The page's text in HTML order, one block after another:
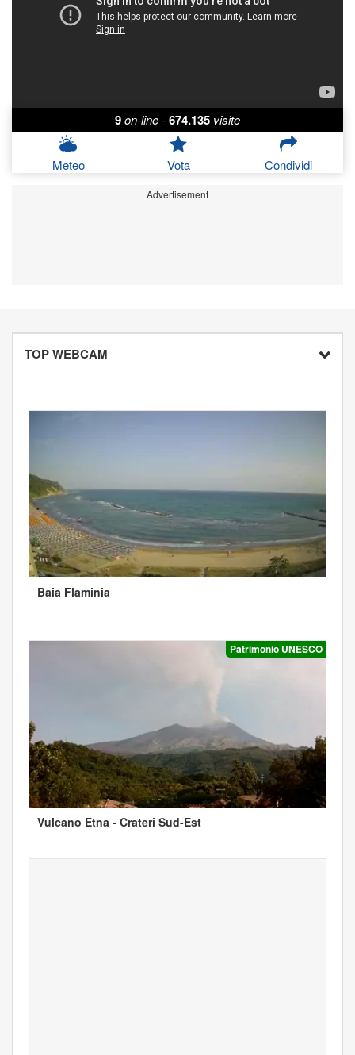
9on-line-674.135 visite
Meteo Vota Condividi
Advertisement
TOP WEBCAM
Baia Flaminia
Patrimonio UNESCO
Vulcano Etna - Crateri Sud-Est